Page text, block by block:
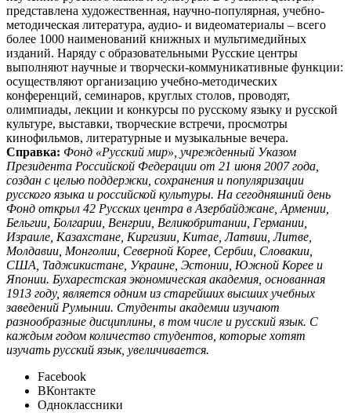
представлена художественная, научно-популярная, учебно-
методическая литература, аудио- и видеоматериалы – всего
более 1000 наименований книжных и мультимедийных
изданий. Наряду с образовательными Русские центры
выполняют научные и творчески-коммуникативные функции:
осуществляют организацию учебно-методических
конференций, семинаров, круглых столов, проводят,
олимпиады, лекции и конкурсы по русскому языку и русской
культуре, выставки, творческие встречи, просмотры
кинофильмов, литературные и музыкальные вечера.
Справка: Фонд «Русский мир», учрежденный Указом
Президента Российской Федерации от 21 июня 2007 года,
создан с целью поддержки, сохранения и популяризации
русского языка и российской культуры. На сегодняшний день
Фонд открыл 42 Русских центра в Азербайджане, Армении,
Бельгии, Болгарии, Венгрии, Великобритании, Германии,
Израиле, Казахстане, Киргизии, Китае, Латвии, Литве,
Молдавии, Монголии, Северной Корее, Сербии, Словакии,
США, Таджикистане, Украине, Эстонии, Южной Корее и
Японии. Бухарестская экономическая академия, основанная
1913 году, является одним из старейших высших учебных
заведений Румынии. Студенты академии изучают
разнообразные дисциплины, в том числе и русский язык. С
каждым годом количество студентов, которые хотят
изучать русский язык, увеличивается.
Facebook
ВКонтакте
Одноклассники